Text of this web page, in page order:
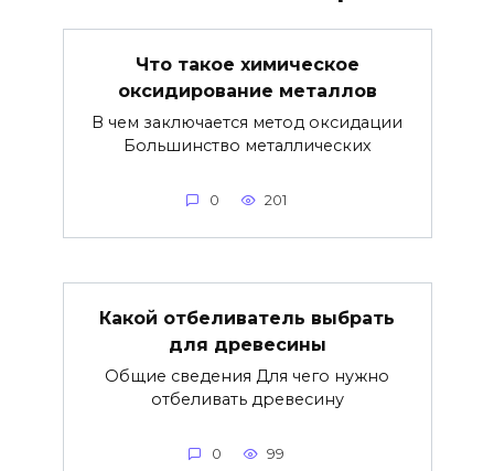
Что такое химическое
оксидирование металлов
В чем заключается метод оксидации
Большинство металлических
0 201
Какой отбеливатель выбрать
для древесины
Общие сведения Для чего нужно
отбеливать древесину
0 99